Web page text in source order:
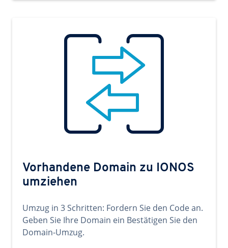
Vorhandene Domain zu IONOS
umziehen
Umzug in 3 Schritten: Fordern Sie den Code an.
Geben Sie Ihre Domain ein Bestätigen Sie den
Domain-Umzug.